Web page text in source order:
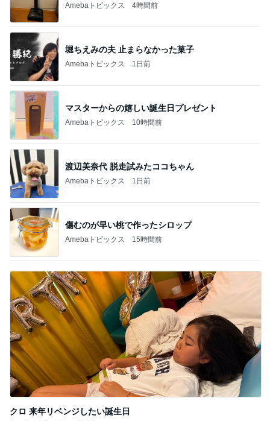
Amebaトピックス 4時間前
堀ちえみの夫 止まらなかった菓子
Amebaトピックス 1日前
マスターからの嬉しい誕生日プレゼント
Amebaトピックス 10時間前
渡辺美奈代 脱走試みたココちゃん
Amebaトピックス 1日前
傷むのが早い桃で作ったシロップ
Amebaトピックス 15時間前
クロ 来年リベンジしたい誕生日